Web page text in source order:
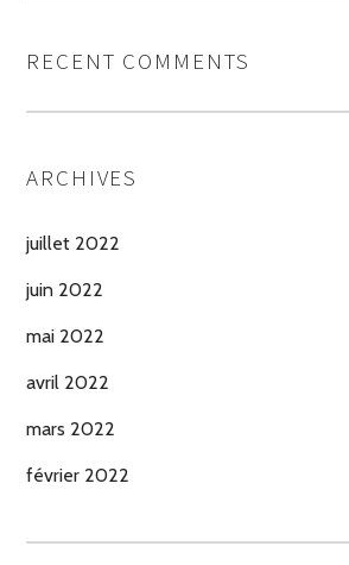
RECENT COMMENTS
ARCHIVES
juillet 2022
juin 2022
mai 2022
avril 2022
mars 2022
février 2022